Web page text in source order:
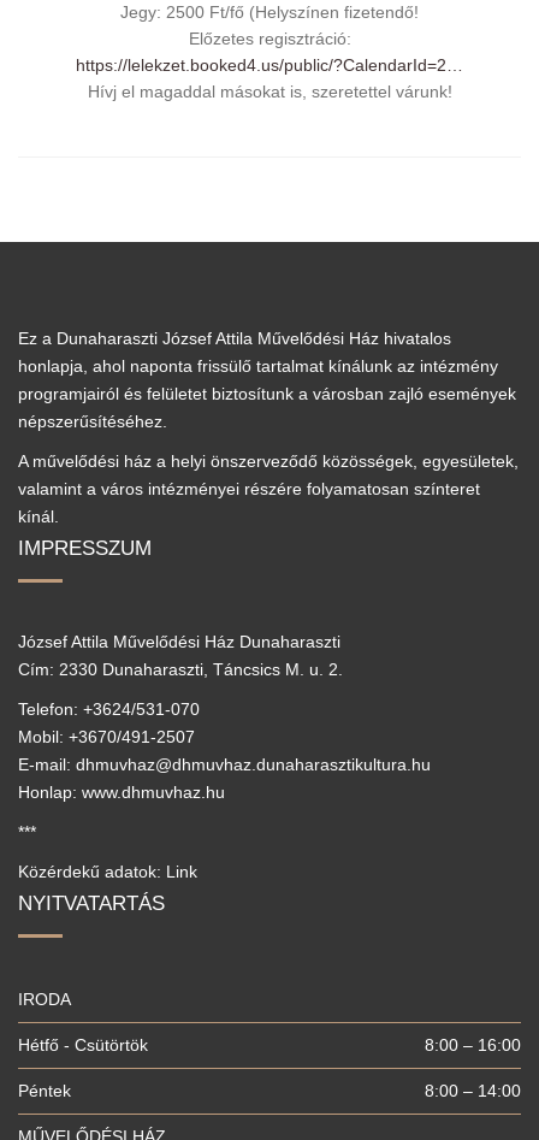
Jegy: 2500 Ft/fő (Helyszínen fizetendő!
Előzetes regisztráció:
https://lelekzet.booked4.us/public/?CalendarId=2…
Hívj el magaddal másokat is, szeretettel várunk!
Ez a Dunaharaszti József Attila Művelődési Ház hivatalos
honlapja, ahol naponta frissülő tartalmat kínálunk az intézmény
programjairól és felületet biztosítunk a városban zajló események
népszerűsítéséhez.
A művelődési ház a helyi önszerveződő közösségek, egyesületek,
valamint a város intézményei részére folyamatosan színteret
kínál.
IMPRESSZUM
József Attila Művelődési Ház Dunaharaszti
Cím: 2330 Dunaharaszti, Táncsics M. u. 2.
Telefon: +3624/531-070
Mobil: +3670/491-2507
E-mail: dhmuvhaz@dhmuvhaz.dunaharasztikultura.hu
Honlap: www.dhmuvhaz.hu
***
Közérdekű adatok: Link
NYITVATARTÁS
IRODA
Hétfő - Csütörtök 8:00 – 16:00
Péntek 8:00 – 14:00